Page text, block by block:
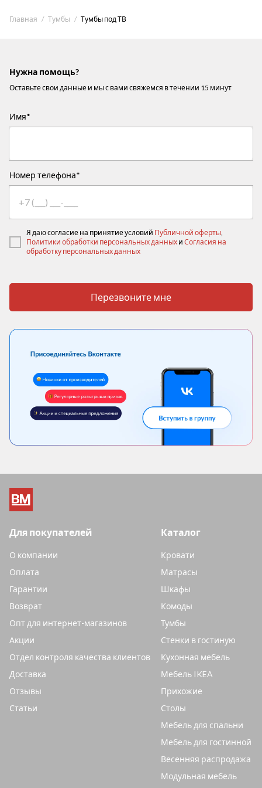
Главная Тумбы Тумбы под ТВ
Нужна помощь?
Оставьте свои данные и мы с вами свяжемся в течении 15 минут
Имя*
Номер телефона*
Я даю согласие на принятие условий Публичной оферты,
Политики обработки персональных данных и Согласия на
обработку персональных данных
Перезвоните мне
Каталог
Кровати
Матрасы
Шкафы
Комоды
Тумбы
Стенки в гостиную
Кухонная мебель
Мебель IKEA
Прихожие
Столы
Мебель для спальни
Мебель для гостинной
Весенняя распродажа
Модульная мебель
Для покупателей
О компании
Оплата
Гарантии
Возврат
Опт для интернет-магазинов
Акции
Отдел контроля качества клиентов
Доставка
Отзывы
Статьи